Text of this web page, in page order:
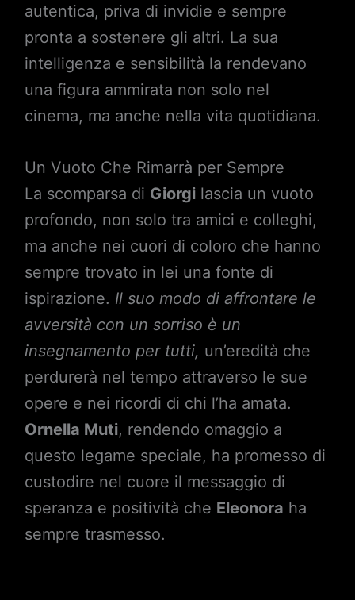
autentica, priva di invidie e sempre
pronta a sostenere gli altri. La sua
intelligenza e sensibilità la rendevano
una figura ammirata non solo nel
cinema, ma anche nella vita quotidiana.
Un Vuoto Che Rimarrà per Sempre
La scomparsa di Giorgilascia un vuoto
profondo, non solo tra amici e colleghi,
ma anche nei cuori di coloro che hanno
sempre trovato in lei una fonte di
ispirazione. Il suo modo di affrontare le
avversità con un sorriso è un
insegnamento per tutti, un’eredità che
perdurerà nel tempo attraverso le sue
opere e nei ricordi di chi l’ha amata.
Ornella Muti, rendendo omaggio a
questo legame speciale, ha promesso di
custodire nel cuore il messaggio di
speranza e positività che Eleonora ha
sempre trasmesso.